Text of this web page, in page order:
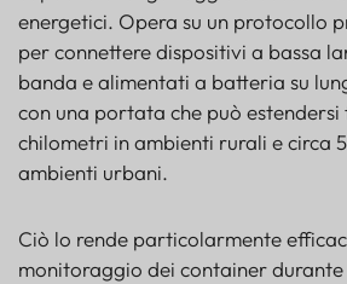
energetici. Opera su un protocollo
per connettere dispositivi a bassa
banda e alimentati a batteria su
con una portata che può estendersi
chilometri in ambienti rurali e circa
ambienti urbani.
Ciò lo rende particolarmente
monitoraggio dei container durante